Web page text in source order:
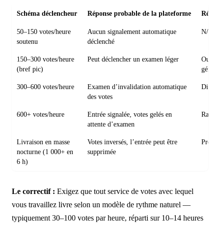
Schéma déclencheur Réponse probable de la plateforme
50–150 votes/heure
soutenu
Aucun signalement automatique
déclenché
N/A
150–300 votes/heure
(bref pic)
Peut déclencher un examen léger
Oui,
300–600 votes/heure
Examen d’invalidation automatique
des votes
600+ votes/heure
Entrée signalée, votes gelés en
attente d’examen
Livraison en masse
nocturne (1 000+ en
6 h)
Votes inversés, l’entrée peut être
supprimée
Le correctif : Exigez que tout service de votes avec lequel
vous travaillez livre selon un modèle de rythme naturel —
typiquement 30–100 votes par heure, réparti sur 10–14 heures